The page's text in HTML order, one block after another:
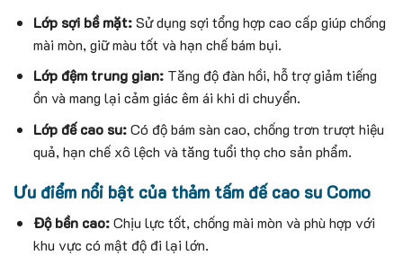
Lớp sợi bề mặt:Sử dụng sợi tổng hợp cao cấp giúp chống
mài mòn, giữ màu tốt và hạn chế bám bụi.
Lớp đệm trung gian: Tăng độ đàn hồi, hỗ trợ giảm tiếng
ồn và mang lại cảm giác êm ái khi di chuyển.
Lớp đế cao su:Có độ bám sàn cao, chống trơn trượt hiệu
quả, hạn chế xô lệch và tăng tuổi thọ cho sản phẩm.
Ưu điểm nổi bật của thảm tấm đế cao su Como
Độ bền cao:Chịu lực tốt, chống mài mòn và phù hợp với
khu vực có mật độ đi lại lớn.